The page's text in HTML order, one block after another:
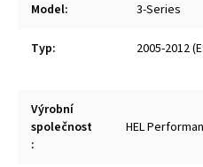
Model: 3-Series
Typ: 2005-2012
Výrobní
společnost
:
HEL